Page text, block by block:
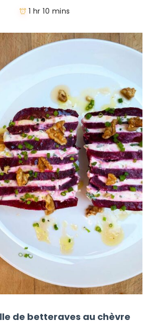
1 hr 10 mins
de betteraves au chèvre